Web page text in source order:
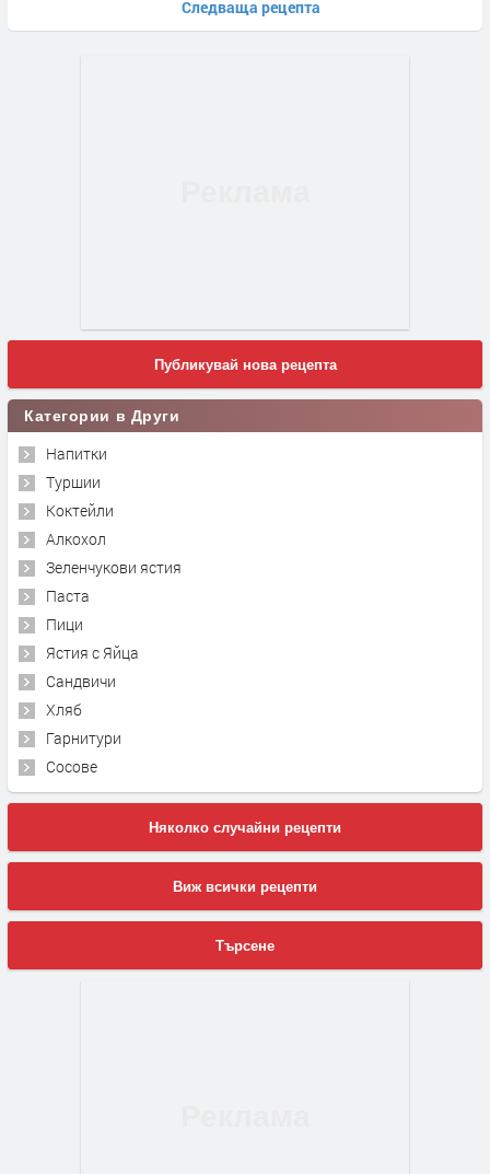
Следваща рецепта
Публикувай нова рецепта
Категории в Други
Напитки
Туршии
Коктейли
Алкохол
Зеленчукови ястия
Паста
Пици
Ястия с Яйца
Сандвичи
Хляб
Гарнитури
Сосове
Няколко случайни рецепти
Виж всички рецепти
Търсене